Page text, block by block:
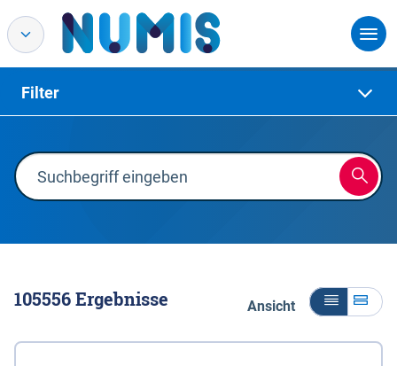
Filter
105556Ergebnisse Ansicht